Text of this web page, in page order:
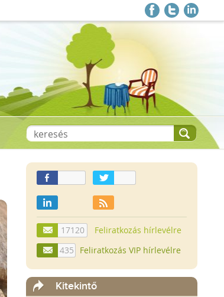
17120
Feliratkozás hírlevélre
435
Feliratkozás VIP hírlevélre
Kitekintő